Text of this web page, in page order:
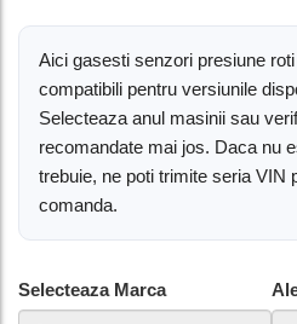
Aici gasesti senzori presiune
compatibili pentru versiunile
Selecteaza anul masinii sau
recomandate mai jos. Daca nu
trebuie, ne poti trimite seria VIN
comanda.
Selecteaza Marca